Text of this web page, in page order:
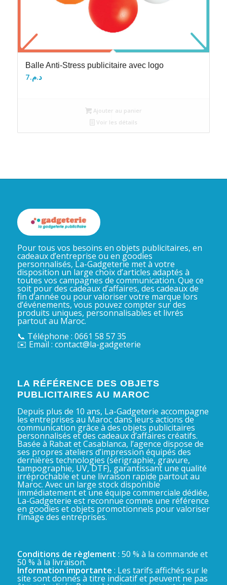
Balle Anti-Stress publicitaire avec logo
د.م.7
Ajouter au panier
Voir les détails
Pour tous vos besoins en objets publicitaires, en
cadeaux d’entreprise ou en goodies
personnalisés, La-Gadgeterie met à votre
disposition un large choix d’articles adaptés à
toutes vos campagnes de communication. Que ce
soit pour des cadeaux d’affaires, des cadeaux de
fin d’année ou pour valoriser votre marque lors
d’événements, vous pouvez compter sur des
produits uniques, personnalisables et livrés
partout au Maroc.
📞 Téléphone : 0661 58 57 35
✉️ Email : contact@la-gadgeterie
LA RÉFÉRENCE DES OBJETS
PUBLICITAIRES AU MAROC
Depuis plus de 10 ans, La-Gadgeterie accompagne
les entreprises au Maroc dans leurs actions de
communication grâce à des objets publicitaires
personnalisés et des cadeaux d’affaires créatifs.
Basée à Rabat et Casablanca, l’agence dispose de
ses propres ateliers d’impression équipés des
dernières technologies (sérigraphie, gravure,
tampographie, UV, DTF), garantissant une qualité
irréprochable et une livraison rapide partout au
Maroc. Avec un large stock disponible
immédiatement et une équipe commerciale dédiée,
La-Gadgeterie est reconnue comme une référence
en goodies et objets promotionnels pour valoriser
l’image des entreprises.
Conditions de règlement : 50 % à la commande et
50 % à la livraison.
Information importante : Les tarifs affichés sur le
site sont donnés à titre indicatif et peuvent ne pas